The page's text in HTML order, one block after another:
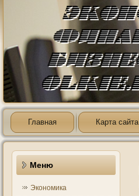
Главная Карта сайта
Меню
Экономика